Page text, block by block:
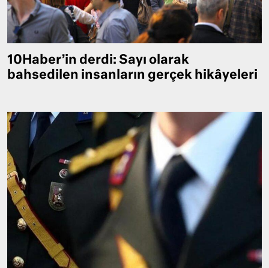
10Haber’in derdi: Sayı olarak
bahsedilen insanların gerçek hikâyeleri